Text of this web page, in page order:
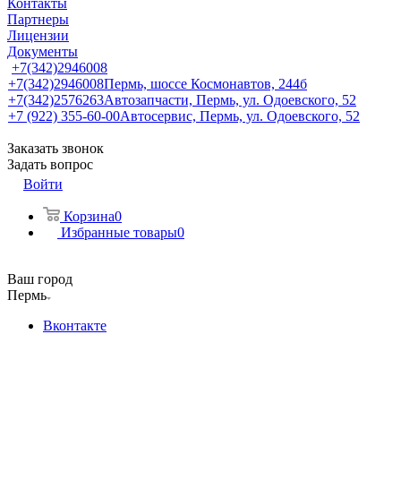
Контакты
Партнеры
Лицензии
Документы
+7(342)2946008
+7(342)2946008Пермь, шоссе Космонавтов, 244б
+7(342)2576263Автозапчасти, Пермь, ул. Одоевского, 52
+7 (922) 355-60-00Автосервис, Пермь, ул. Одоевского, 52
Заказать звонок
Задать вопрос
Войти
Корзина0
Избранные товары0
Ваш город
Пермь
Вконтакте